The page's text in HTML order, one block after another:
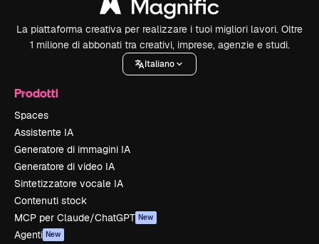
La piattaforma creativa per realizzare i tuoi migliori lavori. Oltre
1 milione di abbonati tra creativi, imprese, agenzie e studi.
Italiano
Prodotti
Spaces
Assistente IA
Generatore di immagini IA
Generatore di video IA
Sintetizzatore vocale IA
Contenuti stock
MCP per Claude/ChatGPT New
Agenti New